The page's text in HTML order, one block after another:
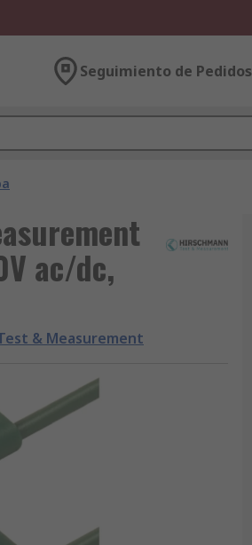
Seguimiento de Pedidos
ac/dc,
& Measurement